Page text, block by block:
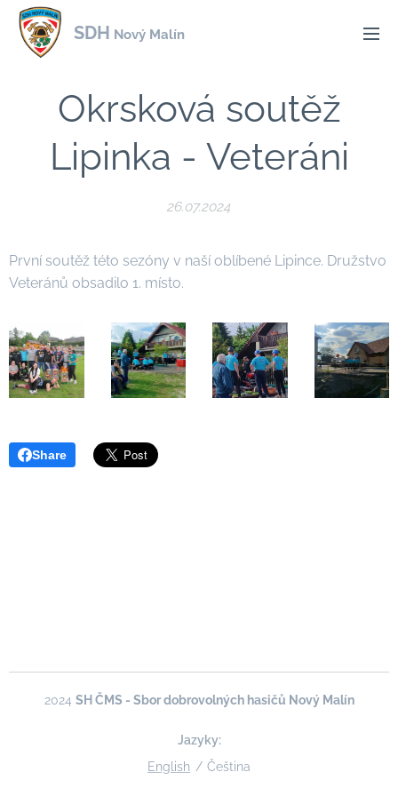
SDH Nový Malín
Okrsková soutěž
Lipinka - Veteráni
26.07.2024
První soutěž této sezóny v naší oblíbené Lipince. Družstvo
Veteránů obsadilo 1. místo.
Share
2024 SH ČMS - Sbor dobrovolných hasičů Nový Malín
Jazyky
English
Čeština